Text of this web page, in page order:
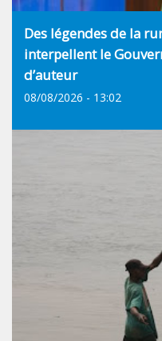
Des légendes de la
interpellent le
d’auteur
08/08/2026 - 13:02